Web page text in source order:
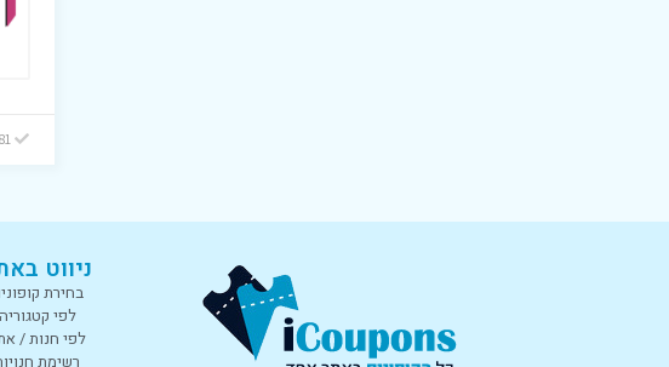
81 כבר חסכו! 2 היום
ניווט
בחירת
לפי קטגוריה
לפי חנות /
רשימת